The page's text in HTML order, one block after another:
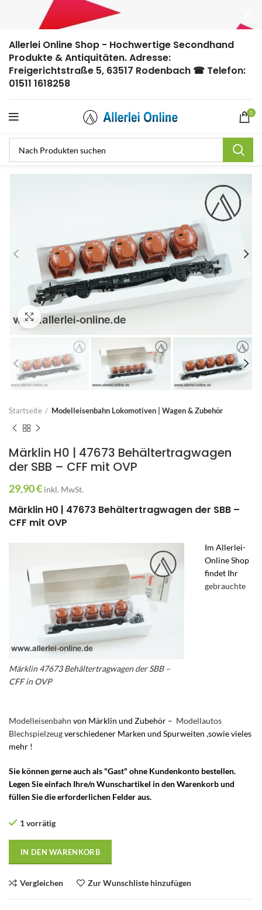
Allerlei Online Shop - Hochwertige Secondhand
Produkte & Antiquitäten. Adresse:
Freigerichtstraße 5, 63517 Rodenbach ☎ Telefon:
01511 1618258
0
Zum Vergrößern anklicken
Startseite Modelleisenbahn Lokomotiven | Wagen & Zubehör
Märklin H0 | 47673 Behältertragwagen
der SBB – CFF mit OVP
29,90€ inkl. MwSt.
Märklin H0 | 47673 Behältertragwagen der SBB –
CFF mit OVP
Märklin 47673 Behältertragwagen der SBB –
CFF in OVP
Im Allerlei-
Online Shop
findet Ihr
gebrauchte
Modelleisenbahn von Märklin und Zubehör – Modellautos
Blechspielzeugverschiedener Marken und Spurweiten ,sowie vieles
mehr !
Sie können gerne auch als "Gast" ohne Kundenkonto bestellen.
Legen Sie einfach Ihre/n Wunschartikel in den Warenkorb und
füllen Sie die erforderlichen Felder aus.
1 vorrätig
IN DEN WARENKORB
Vergleichen Zur Wunschliste hinzufügen